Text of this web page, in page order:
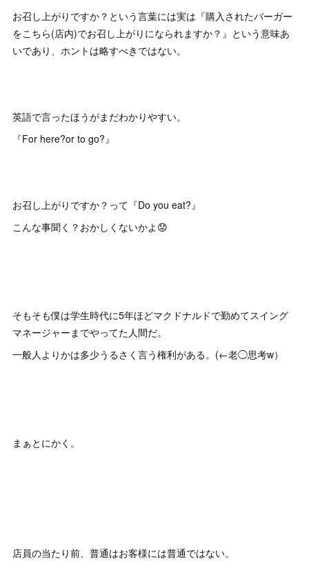
お召し上がりですか？という言葉には実は『購入されたバーガー
をこちら(店内)でお召し上がりになられますか？』という意味あ
いであり、ホントは略すべきではない。
英語で言ったほうがまだわかりやすい。
『For here?or to go?』
お召し上がりですか？って『Do you eat?』
こんな事聞く？おかしくないかよ😟
そもそも僕は学生時代に5年ほどマクドナルドで勤めてスイング
マネージャーまでやってた人間だ。
一般人よりかは多少うるさく言う権利がある。(←老◯思考w）
まぁとにかく。
店員の当たり前、普通はお客様には普通ではない。